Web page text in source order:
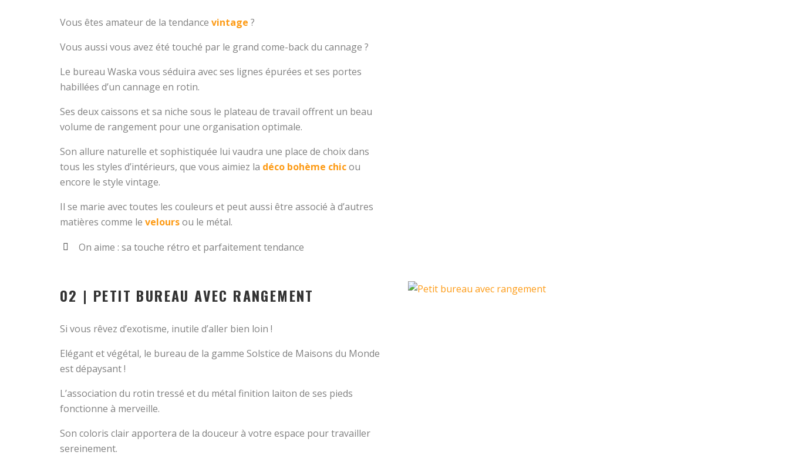
Vous êtes amateur de la tendance vintage ?
Vous aussi vous avez été touché par le grand come-back du cannage ?
Le bureau Waska vous séduira avec ses lignes épurées et ses portes
habillées d’un cannage en rotin.
Ses deux caissons et sa niche sous le plateau de travail offrent un beau
volume de rangement pour une organisation optimale.
Son allure naturelle et sophistiquée lui vaudra une place de choix dans
tous les styles d’intérieurs, que vous aimiez la déco bohème chicou
encore le style vintage.
Il se marie avec toutes les couleurs et peut aussi être associé à d’autres
matières comme le veloursou le métal.
On aime : sa touche rétro et parfaitement tendance
02 | PETIT BUREAU AVEC RANGEMENT
Si vous rêvez d’exotisme, inutile d’aller bien loin !
Elégant et végétal, le bureau de la gamme Solstice de Maisons du Monde
est dépaysant !
L’association du rotin tressé et du métal finition laiton de ses pieds
fonctionne à merveille.
Son coloris clair apportera de la douceur à votre espace pour travailler
sereinement.